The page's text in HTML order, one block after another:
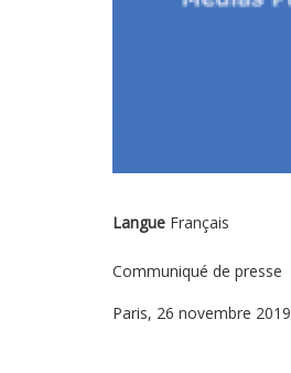
Langue Français
Communiqué de presse
Paris, 26 novembre 2019